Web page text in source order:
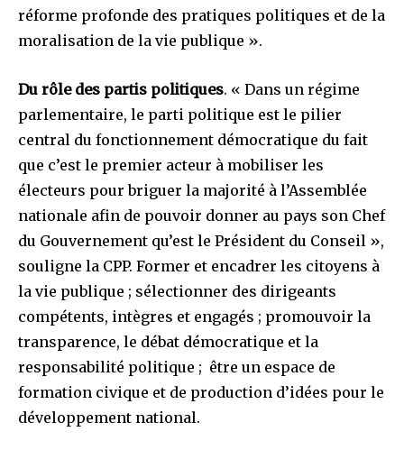
réforme profonde des pratiques politiques et de la
moralisation de la vie publique ».
Du rôle des partis politiques. « Dans un régime
parlementaire, le parti politique est le pilier
central du fonctionnement démocratique du fait
que c’est le premier acteur à mobiliser les
électeurs pour briguer la majorité à l’Assemblée
nationale afin de pouvoir donner au pays son Chef
du Gouvernement qu’est le Président du Conseil »,
souligne la CPP. Former et encadrer les citoyens à
la vie publique ; sélectionner des dirigeants
compétents, intègres et engagés ; promouvoir la
transparence, le débat démocratique et la
responsabilité politique ; être un espace de
formation civique et de production d’idées pour le
développement national.